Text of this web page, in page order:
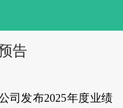
告
司发布2025年度业绩